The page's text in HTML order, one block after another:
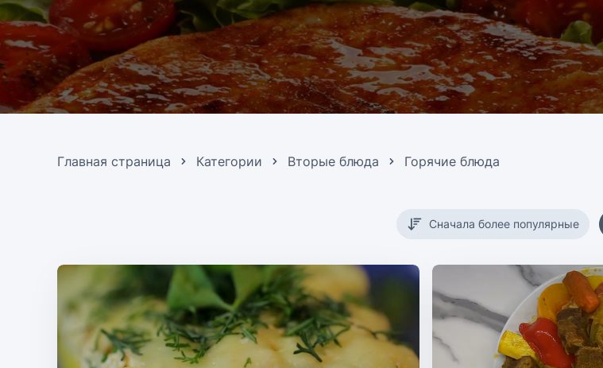
Главная страница Категории Вторые блюда Горячие блюда
Сначала более популярные